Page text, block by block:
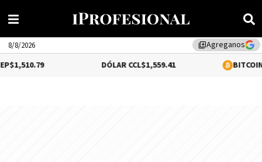
library_addAgreganos
8/8/2026
$1,559.41 0.2%